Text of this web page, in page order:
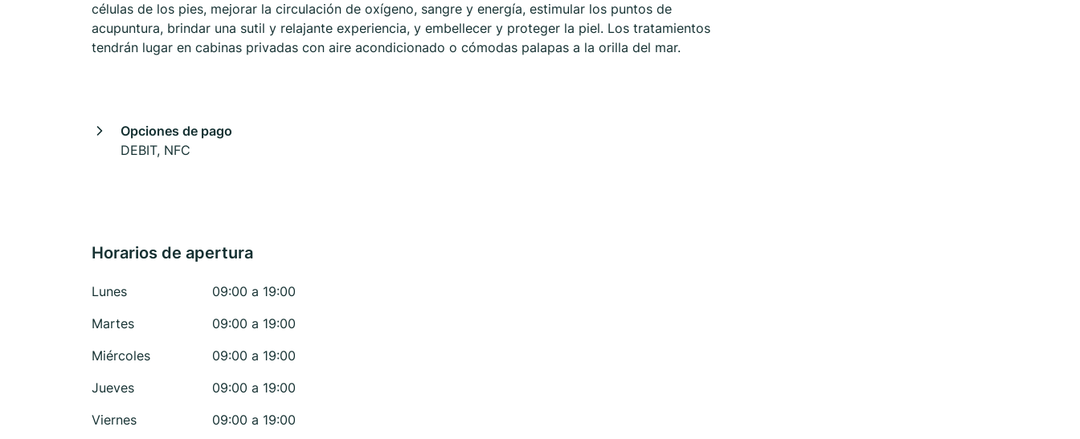
células de los pies, mejorar la circulación de oxígeno, sangre y energía, estimular los puntos de
acupuntura, brindar una sutil y relajante experiencia, y embellecer y proteger la piel. Los tratamientos
tendrán lugar en cabinas privadas con aire acondicionado o cómodas palapas a la orilla del mar.
Opciones de pago
DEBIT, NFC
Horarios de apertura
Lunes
09:00 a 19:00
Martes
09:00 a 19:00
Miércoles
09:00 a 19:00
Jueves
09:00 a 19:00
Viernes
09:00 a 19:00